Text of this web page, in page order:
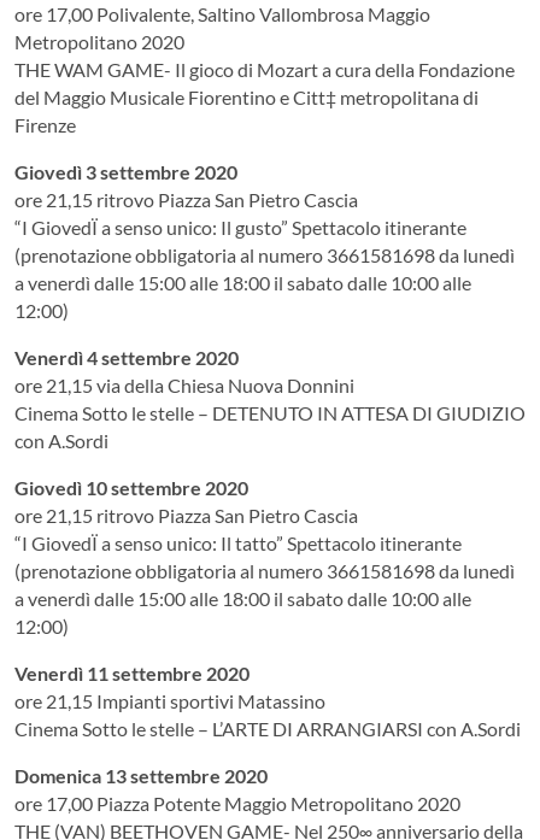
ore 17,00 Polivalente, Saltino Vallombrosa Maggio
Metropolitano 2020
THE WAM GAME- Il gioco di Mozart a cura della Fondazione
del Maggio Musicale Fiorentino e Citt‡ metropolitana di
Firenze
Giovedì 3 settembre 2020
ore 21,15 ritrovo Piazza San Pietro Cascia
“I GiovedÏ a senso unico: Il gusto” Spettacolo itinerante
(prenotazione obbligatoria al numero 3661581698 da lunedì
a venerdì dalle 15:00 alle 18:00 il sabato dalle 10:00 alle
12:00)
Venerdì 4 settembre 2020
ore 21,15 via della Chiesa Nuova Donnini
Cinema Sotto le stelle – DETENUTO IN ATTESA DI GIUDIZIO
con A.Sordi
Giovedì 10 settembre 2020
ore 21,15 ritrovo Piazza San Pietro Cascia
“I GiovedÏ a senso unico: Il tatto” Spettacolo itinerante
(prenotazione obbligatoria al numero 3661581698 da lunedì
a venerdì dalle 15:00 alle 18:00 il sabato dalle 10:00 alle
12:00)
Venerdì 11 settembre 2020
ore 21,15 Impianti sportivi Matassino
Cinema Sotto le stelle – L’ARTE DI ARRANGIARSI con A.Sordi
Domenica 13 settembre 2020
ore 17,00 Piazza Potente Maggio Metropolitano 2020
THE (VAN) BEETHOVEN GAME- Nel 250∞ anniversario della